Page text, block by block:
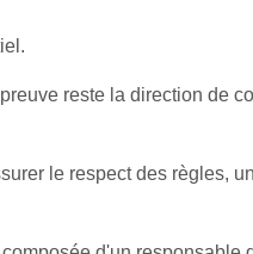
reste la direction de
le respect des règles,